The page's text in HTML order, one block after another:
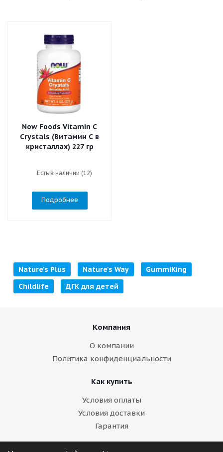
Now Foods Vitamin C
Crystals (Витамин C в
кристаллах) 227 гр
Есть в наличии (12)
Подробнее
Nature's Plus Nature's Way
GummiKing
Childlife
ДГК для детей
Компания
О компании
Политика конфиденциальности
Как купить
Условия оплаты
Условия доставки
Гарантия